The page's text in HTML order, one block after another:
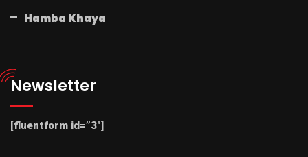
Hamba Khaya
Newsletter
[fluentform id=”3″]